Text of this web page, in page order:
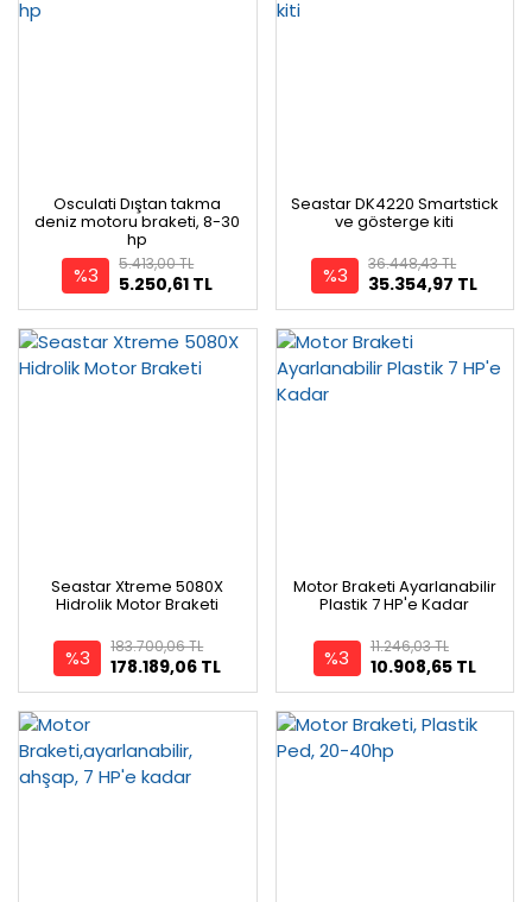
Osculati Dıştan takma
deniz motoru braketi, 8-30
hp
%3 5.250,61 TL
5.413,00 TL
Seastar DK4220 Smartstick
ve gösterge kiti
%3 35.354,97 TL
36.448,43 TL
Seastar Xtreme 5080X
Hidrolik Motor Braketi
%3 178.189,06 TL
183.700,06 TL
Motor Braketi Ayarlanabilir
Plastik 7 HP'e Kadar
%3 10.908,65 TL
11.246,03 TL